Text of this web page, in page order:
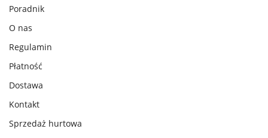
Poradnik
O nas
Regulamin
Płatność
Dostawa
Kontakt
Sprzedaż hurtowa